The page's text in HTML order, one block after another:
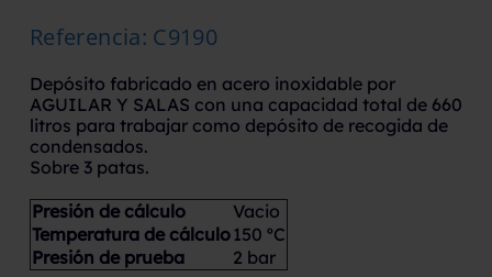
Referencia: C9190
Depósito fabricado en acero inoxidable por
AGUILAR Y SALAS con una capacidad total de 660
litros para trabajar como depósito de recogida de
condensados.
Sobre 3 patas.
Presión de cálculo
Vacio
Temperatura de cálculo150 ºC
Presión de prueba
2 bar